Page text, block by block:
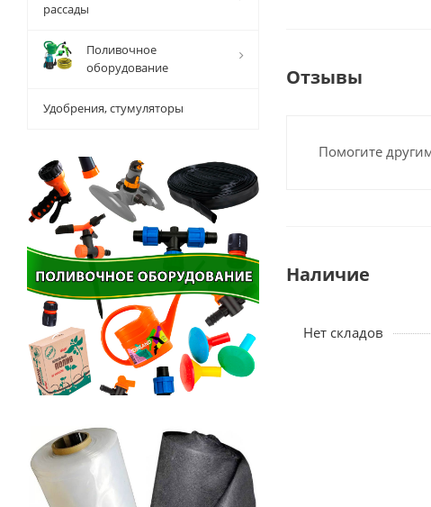
Отзывы
Помогите
Наличие
Нет складов
рассады
Поливочное
оборудование
Удобрения, стумуляторы